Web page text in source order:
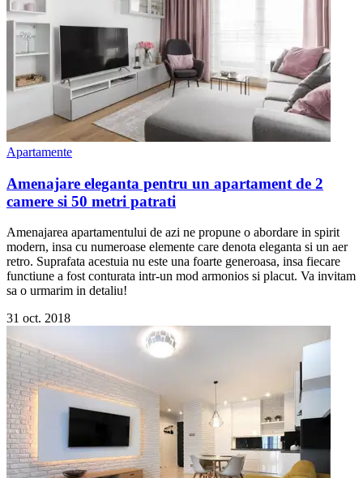
Apartamente
Amenajare eleganta pentru un apartament de 2
camere si 50 metri patrati
Amenajarea apartamentului de azi ne propune o abordare in spirit
modern, insa cu numeroase elemente care denota eleganta si un aer
retro. Suprafata acestuia nu este una foarte generoasa, insa fiecare
functiune a fost conturata intr-un mod armonios si placut. Va invitam
sa o urmarim in detaliu!
31 oct. 2018